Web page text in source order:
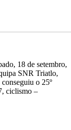
18 de setembro,
SNR Triatlo,
o 25º
ciclismo –